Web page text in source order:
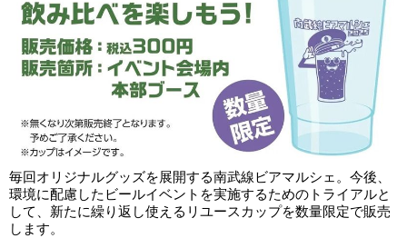
毎回オリジナルグッズを展開する南武線ビアマルシェ。今後、
環境に配慮したビールイベントを実施するためのトライアルと
して、新たに繰り返し使えるリユースカップを数量限定で販売
します。